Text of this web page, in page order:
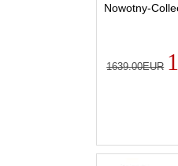
Nowotny-
1639.00EUR